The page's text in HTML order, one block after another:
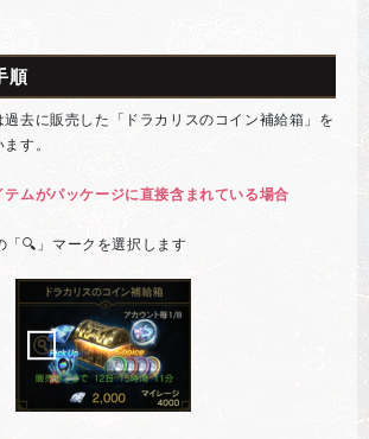
順
去に販売した「ドラカリスのコイン補給箱」を
す。
テムがパッケージに直接含まれている場合
「🔍」マークを選択します